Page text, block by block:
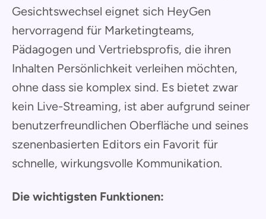
Gesichtswechsel eignet sich HeyGen
hervorragend für Marketingteams,
Pädagogen und Vertriebsprofis, die ihren
Inhalten Persönlichkeit verleihen möchten,
ohne dass sie komplex sind. Es bietet zwar
kein Live-Streaming, ist aber aufgrund seiner
benutzerfreundlichen Oberfläche und seines
szenenbasierten Editors ein Favorit für
schnelle, wirkungsvolle Kommunikation.
Die wichtigsten Funktionen: